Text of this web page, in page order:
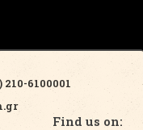
6100001
Find us on: